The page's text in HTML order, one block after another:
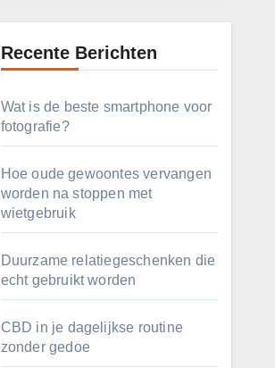
Recente Berichten
Wat is de beste smartphone voor
fotografie?
Hoe oude gewoontes vervangen
worden na stoppen met
wietgebruik
Duurzame relatiegeschenken die
echt gebruikt worden
CBD in je dagelijkse routine
zonder gedoe